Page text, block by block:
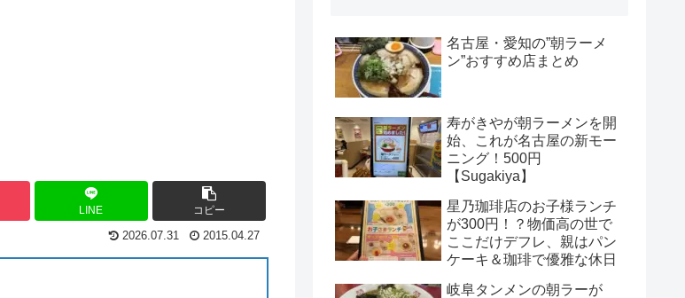
LINE コピー
2026.07.31 2015.04.27
名古屋・愛知の”朝ラーメ
ン”おすすめ店まとめ
寿がきやが朝ラーメンを開
始、これが名古屋の新モー
ニング！500円
【Sugakiya】
星乃珈琲店のお子様ランチ
が300円！？物価高の世で
ここだけデフレ、親はパン
ケーキ＆珈琲で優雅な休日
岐阜タンメンの朝ラーが